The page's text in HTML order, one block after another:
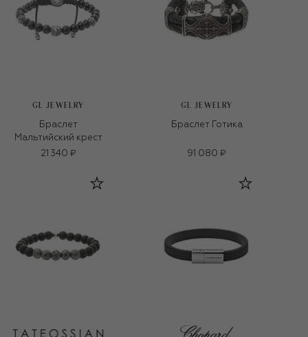
GL JEWELRY
Браслет
Мальтийский крест
21 340 ₽
GL JEWELRY
Браслет Готика
91 080 ₽